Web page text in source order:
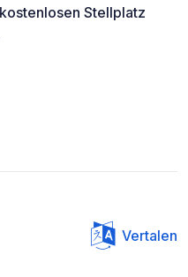
Stellplatz
Vertalen